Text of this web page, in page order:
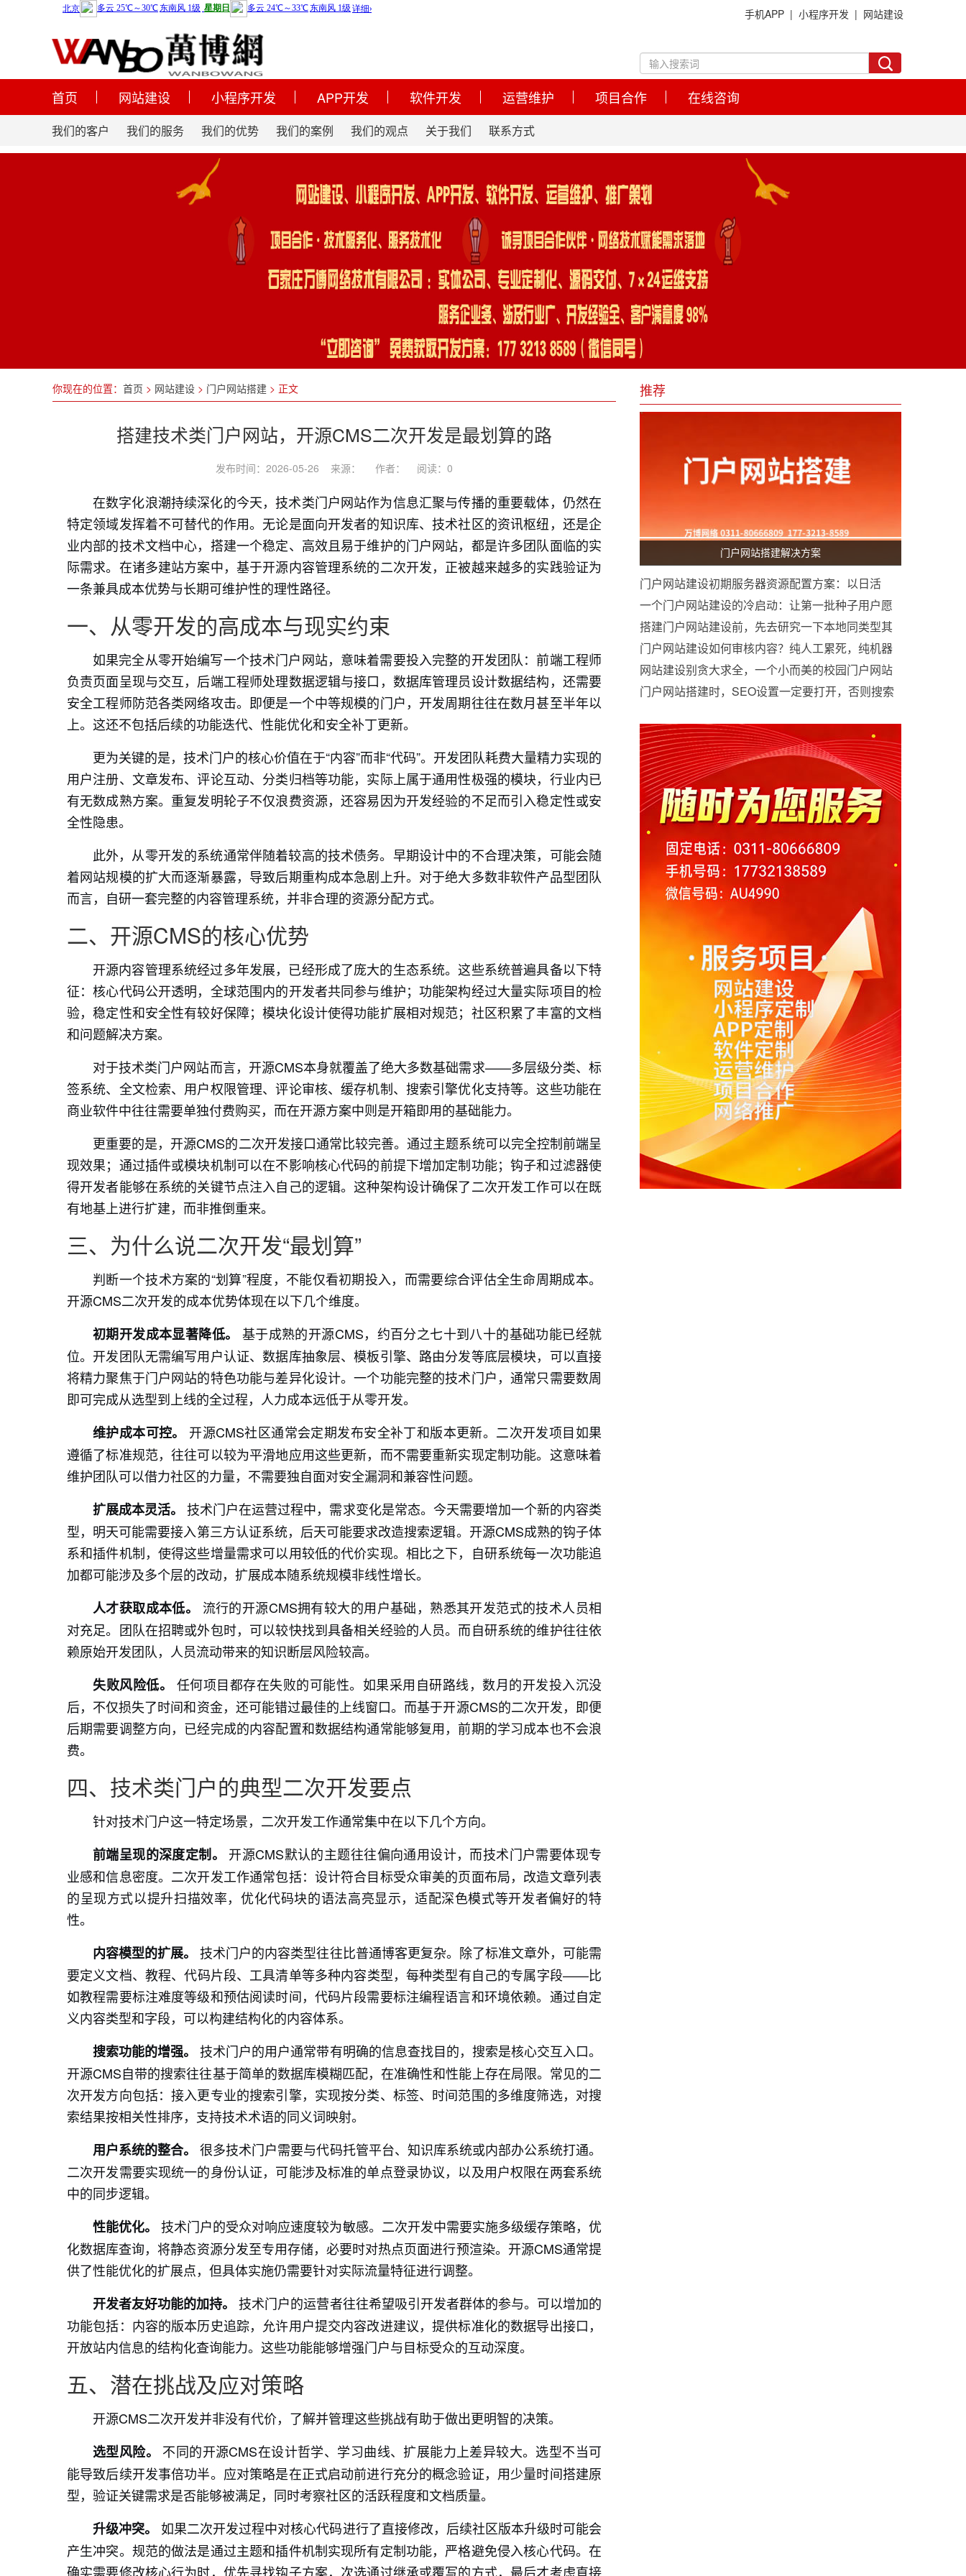
网站建设
小程序开发 |
手机APP |
首页 网站建设 小程序开发 APP开发 软件开发 运营维护 项目合作 在线咨询
我们的客户 我们的服务 我们的优势 我们的案例 我们的观点 关于我们 联系方式
你现在的位置： 首页 > 网站建设 > 门户网站搭建 > 正文
搭建技术类门户网站，开源CMS二次开发是最划算的路
发布时间：2026-05-26 来源： 作者： 阅读： 0
在数字化浪潮持续深化的今天，技术类门户网站作为信息汇聚与传播的重要载体，仍然在
特定领域发挥着不可替代的作用。无论是面向开发者的知识库、技术社区的资讯枢纽，还是企
业内部的技术文档中心，搭建一个稳定、高效且易于维护的门户网站，都是许多团队面临的实
际需求。在诸多建站方案中，基于开源内容管理系统的二次开发，正被越来越多的实践验证为
一条兼具成本优势与长期可维护性的理性路径。
一、从零开发的高成本与现实约束
如果完全从零开始编写一个技术门户网站，意味着需要投入完整的开发团队：前端工程师
负责页面呈现与交互，后端工程师处理数据逻辑与接口，数据库管理员设计数据结构，还需要
安全工程师防范各类网络攻击。即便是一个中等规模的门户，开发周期往往在数月甚至半年以
上。这还不包括后续的功能迭代、性能优化和安全补丁更新。
更为关键的是，技术门户的核心价值在于“内容”而非“代码”。开发团队耗费大量精力实现的
用户注册、文章发布、评论互动、分类归档等功能，实际上属于通用性极强的模块，行业内已
有无数成熟方案。重复发明轮子不仅浪费资源，还容易因为开发经验的不足而引入稳定性或安
全性隐患。
此外，从零开发的系统通常伴随着较高的技术债务。早期设计中的不合理决策，可能会随
着网站规模的扩大而逐渐暴露，导致后期重构成本急剧上升。对于绝大多数非软件产品型团队
而言，自研一套完整的内容管理系统，并非合理的资源分配方式。
二、开源CMS的核心优势
开源内容管理系统经过多年发展，已经形成了庞大的生态系统。这些系统普遍具备以下特
征：核心代码公开透明，全球范围内的开发者共同参与维护；功能架构经过大量实际项目的检
验，稳定性和安全性有较好保障；模块化设计使得功能扩展相对规范；社区积累了丰富的文档
和问题解决方案。
对于技术类门户网站而言，开源CMS本身就覆盖了绝大多数基础需求——多层级分类、标
签系统、全文检索、用户权限管理、评论审核、缓存机制、搜索引擎优化支持等。这些功能在
商业软件中往往需要单独付费购买，而在开源方案中则是开箱即用的基础能力。
更重要的是，开源CMS的二次开发接口通常比较完善。通过主题系统可以完全控制前端呈
现效果；通过插件或模块机制可以在不影响核心代码的前提下增加定制功能；钩子和过滤器使
得开发者能够在系统的关键节点注入自己的逻辑。这种架构设计确保了二次开发工作可以在既
有地基上进行扩建，而非推倒重来。
三、为什么说二次开发“最划算”
判断一个技术方案的“划算”程度，不能仅看初期投入，而需要综合评估全生命周期成本。
开源CMS二次开发的成本优势体现在以下几个维度。
初期开发成本显著降低。
基于成熟的开源CMS，约百分之七十到八十的基础功能已经就
位。开发团队无需编写用户认证、数据库抽象层、模板引擎、路由分发等底层模块，可以直接
将精力聚焦于门户网站的特色功能与差异化设计。一个功能完整的技术门户，通常只需要数周
即可完成从选型到上线的全过程，人力成本远低于从零开发。
维护成本可控。
开源CMS社区通常会定期发布安全补丁和版本更新。二次开发项目如果
遵循了标准规范，往往可以较为平滑地应用这些更新，而不需要重新实现定制功能。这意味着
维护团队可以借力社区的力量，不需要独自面对安全漏洞和兼容性问题。
扩展成本灵活。
技术门户在运营过程中，需求变化是常态。今天需要增加一个新的内容类
型，明天可能需要接入第三方认证系统，后天可能要求改造搜索逻辑。开源CMS成熟的钩子体
系和插件机制，使得这些增量需求可以用较低的代价实现。相比之下，自研系统每一次功能追
加都可能涉及多个层的改动，扩展成本随系统规模非线性增长。
人才获取成本低。
流行的开源CMS拥有较大的用户基础，熟悉其开发范式的技术人员相
对充足。团队在招聘或外包时，可以较快找到具备相关经验的人员。而自研系统的维护往往依
赖原始开发团队，人员流动带来的知识断层风险较高。
失败风险低。
任何项目都存在失败的可能性。如果采用自研路线，数月的开发投入沉没
后，不仅损失了时间和资金，还可能错过最佳的上线窗口。而基于开源CMS的二次开发，即便
后期需要调整方向，已经完成的内容配置和数据结构通常能够复用，前期的学习成本也不会浪
费。
四、技术类门户的典型二次开发要点
针对技术门户这一特定场景，二次开发工作通常集中在以下几个方向。
前端呈现的深度定制。
开源CMS默认的主题往往偏向通用设计，而技术门户需要体现专
业感和信息密度。二次开发工作通常包括：设计符合目标受众审美的页面布局，改造文章列表
的呈现方式以提升扫描效率，优化代码块的语法高亮显示，适配深色模式等开发者偏好的特
性。
内容模型的扩展。
技术门户的内容类型往往比普通博客更复杂。除了标准文章外，可能需
要定义文档、教程、代码片段、工具清单等多种内容类型，每种类型有自己的专属字段——比
如教程需要标注难度等级和预估阅读时间，代码片段需要标注编程语言和环境依赖。通过自定
义内容类型和字段，可以构建结构化的内容体系。
搜索功能的增强。
技术门户的用户通常带有明确的信息查找目的，搜索是核心交互入口。
开源CMS自带的搜索往往基于简单的数据库模糊匹配，在准确性和性能上存在局限。常见的二
次开发方向包括：接入更专业的搜索引擎，实现按分类、标签、时间范围的多维度筛选，对搜
索结果按相关性排序，支持技术术语的同义词映射。
用户系统的整合。
很多技术门户需要与代码托管平台、知识库系统或内部办公系统打通。
二次开发需要实现统一的身份认证，可能涉及标准的单点登录协议，以及用户权限在两套系统
中的同步逻辑。
性能优化。
技术门户的受众对响应速度较为敏感。二次开发中需要实施多级缓存策略，优
化数据库查询，将静态资源分发至专用存储，必要时对热点页面进行预渲染。开源CMS通常提
供了性能优化的扩展点，但具体实施仍需要针对实际流量特征进行调整。
开发者友好功能的加持。
技术门户的运营者往往希望吸引开发者群体的参与。可以增加的
功能包括：内容的版本历史追踪，允许用户提交内容改进建议，提供标准化的数据导出接口，
开放站内信息的结构化查询能力。这些功能能够增强门户与目标受众的互动深度。
五、潜在挑战及应对策略
开源CMS二次开发并非没有代价，了解并管理这些挑战有助于做出更明智的决策。
选型风险。
不同的开源CMS在设计哲学、学习曲线、扩展能力上差异较大。选型不当可
能导致后续开发事倍功半。应对策略是在正式启动前进行充分的概念验证，用少量时间搭建原
型，验证关键需求是否能够被满足，同时考察社区的活跃程度和文档质量。
升级冲突。
如果二次开发过程中对核心代码进行了直接修改，后续社区版本升级时可能会
产生冲突。规范的做法是通过主题和插件机制实现所有定制功能，严格避免侵入核心代码。在
确实需要修改核心行为时，优先寻找钩子方案，次选通过继承或覆写的方式，最后才考虑直接
推荐
门户网站搭建解决方案
门户网站建设初期服务器资源配置方案：以日活
1000人为基准的工程化考量
一个门户网站建设的冷启动：让第一批种子用户愿
意留下来发帖
搭建门户网站建设前，先去研究一下本地同类型其
它平台的优缺点
门户网站建设如何审核内容？纯人工累死，纯机器
又出事
网站建设别贪大求全，一个小而美的校园门户网站
也能活得很好
门户网站搭建时，SEO设置一定要打开，否则搜索